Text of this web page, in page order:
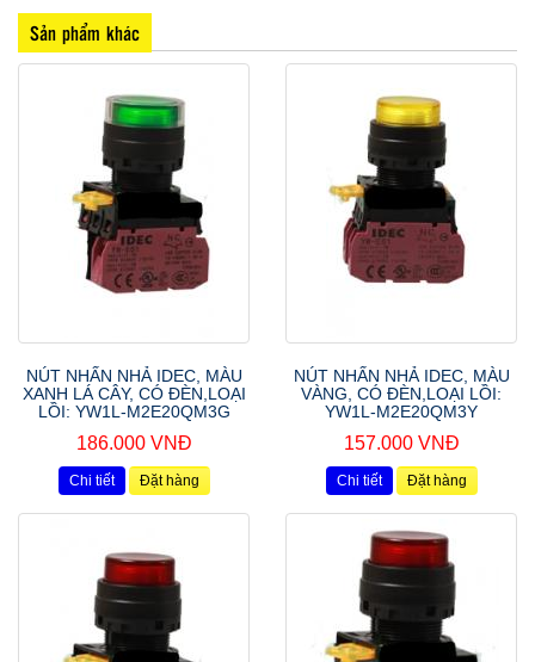
Sản phẩm khác
NÚT NHẤN NHẢ IDEC, MÀU
XANH LÁ CÂY, CÓ ĐÈN,LOẠI
LỒI: YW1L-M2E20QM3G
186.000 VNĐ
Chi tiết Đặt hàng
NÚT NHẤN NHẢ IDEC, MÀU
VÀNG, CÓ ĐÈN,LOẠI LỒI:
YW1L-M2E20QM3Y
157.000 VNĐ
Chi tiết Đặt hàng